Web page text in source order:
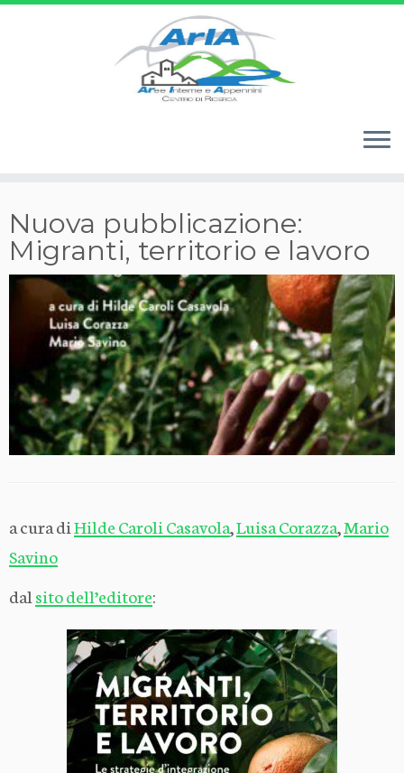
al
contenuto
Nuova pubblicazione:
Migranti, territorio e lavoro
a cura diHilde Caroli Casavola,Luisa Corazza,Mario
Savino
dal sito dell’editore: